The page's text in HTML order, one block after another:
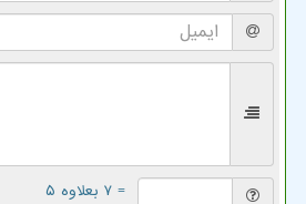
= ۷ بعلاوه ۵